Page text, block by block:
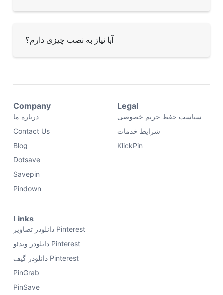
آیا نیاز به نصب چیزی دارم؟
Company
درباره ما
Contact Us
Blog
Dotsave
Savepin
Pindown
Legal
سیاست حفظ حریم خصوصی
شرایط خدمات
KlickPin
Links
دانلودر تصاویر Pinterest
دانلودر ویدئو Pinterest
دانلودر گیف Pinterest
PinGrab
PinSave